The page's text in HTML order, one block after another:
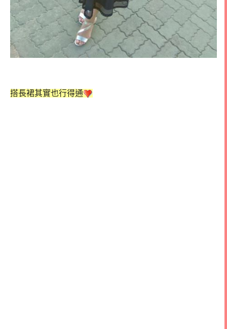
搭長裙其實也行得通